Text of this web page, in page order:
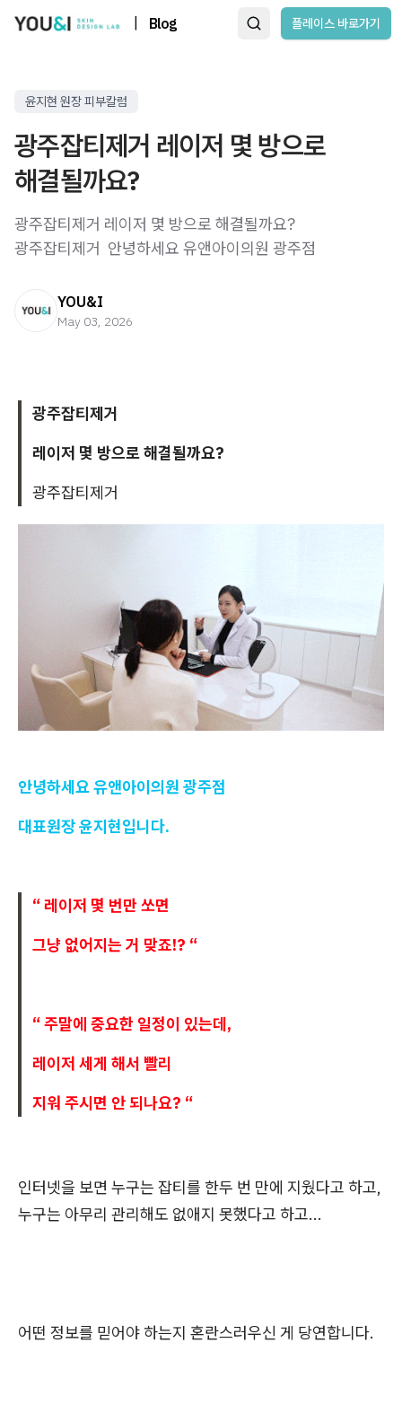
Blog 플레이스 바로가기
윤지현 원장 피부칼럼
광주잡티제거 레이저 몇 방으로
해결될까요?
광주잡티제거 레이저 몇 방으로 해결될까요?
광주잡티제거 ​ 안녕하세요 유앤아이의원 광주점
YOU&I
May 03, 2026
광주잡티제거
레이저 몇 방으로 해결될까요?
광주잡티제거
안녕하세요 유앤아이의원 광주점
대표원장 윤지현입니다.
“ 레이저 몇 번만 쏘면
그냥 없어지는 거 맞죠!? “
“ 주말에 중요한 일정이 있는데,
레이저 세게 해서 빨리
지워 주시면 안 되나요? “
인터넷을 보면 누구는 잡티를 한두 번 만에 지웠다고 하고,
누구는 아무리 관리해도 없애지 못했다고 하고...
어떤 정보를 믿어야 하는지 혼란스러우신 게 당연합니다.